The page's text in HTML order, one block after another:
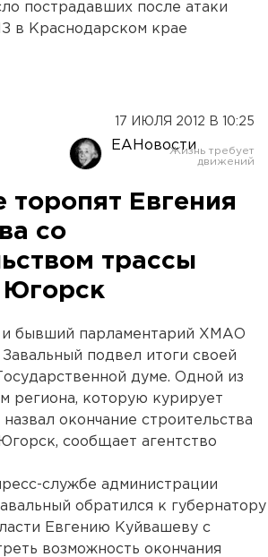
пострадавших после атаки
в Краснодарском крае
17 ИЮЛЯ 2012 В 10:25
ЕАНовости
торопят Евгения
со
трассы
Югорск
и бывший парламентарий ХМАО
подвел итоги своей
думе. Одной из
региона, которую курирует
окончание строительства
сообщает агентство
службе администрации
обратился к губернатору
Евгению Куйвашеву с
возможность окончания